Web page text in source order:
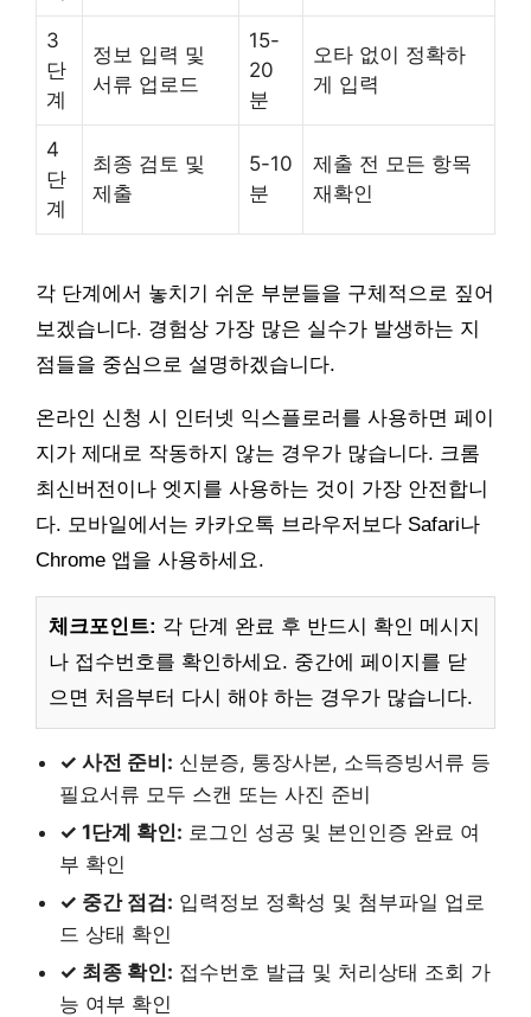
3
단
계
정보 입력 및
서류 업로드
15-
20
분
오타 없이 정확하
게 입력
4
단
계
최종 검토 및
제출
5-10
분
제출 전 모든 항목
재확인
각 단계에서 놓치기 쉬운 부분들을 구체적으로 짚어
보겠습니다. 경험상 가장 많은 실수가 발생하는 지
점들을 중심으로 설명하겠습니다.
온라인 신청 시 인터넷 익스플로러를 사용하면 페이
지가 제대로 작동하지 않는 경우가 많습니다. 크롬
최신버전이나 엣지를 사용하는 것이 가장 안전합니
다. 모바일에서는 카카오톡 브라우저보다 Safari나
Chrome 앱을 사용하세요.
체크포인트: 각 단계 완료 후 반드시 확인 메시지
나 접수번호를 확인하세요. 중간에 페이지를 닫
으면 처음부터 다시 해야 하는 경우가 많습니다.
✓ 사전 준비: 신분증, 통장사본, 소득증빙서류 등
필요서류 모두 스캔 또는 사진 준비
✓ 1단계 확인: 로그인 성공 및 본인인증 완료 여
부 확인
✓ 중간 점검: 입력정보 정확성 및 첨부파일 업로
드 상태 확인
✓ 최종 확인: 접수번호 발급 및 처리상태 조회 가
능 여부 확인